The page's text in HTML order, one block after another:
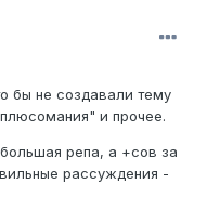
бы не создавали тему
и прочее.
репа, а +сов за
рассуждения -